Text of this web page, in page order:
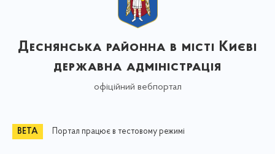
Деснянська районна в місті Києві
державна адміністрація
офіційний вебпортал
Портал працює в тестовому режимі